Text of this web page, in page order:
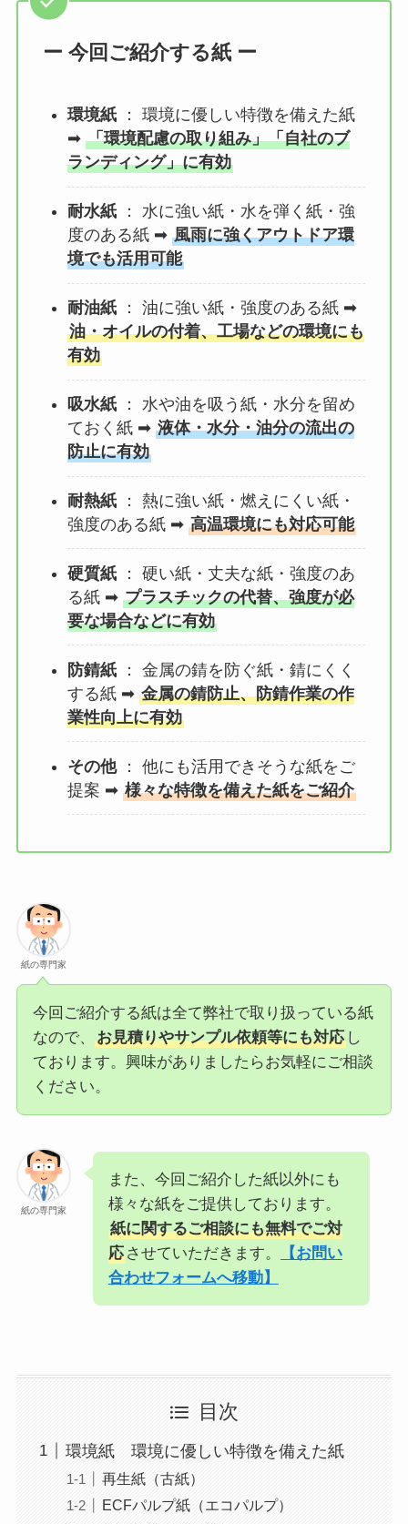
ー 今回ご紹介する紙 ー
環境紙： 環境に優しい特徴を備えた紙
➡ 「環境配慮の取り組み」「自社のブ
ランディング」に有効
耐水紙： 水に強い紙・水を弾く紙・強
度のある紙 ➡ 風雨に強くアウトドア環
境でも活用可能
耐油紙： 油に強い紙・強度のある紙 ➡
油・オイルの付着、工場などの環境にも
有効
吸水紙
： 水や油を吸う紙・水分を留め
ておく紙 ➡ 液体・水分・油分の流出の
防止に有効
耐熱紙： 熱に強い紙・燃えにくい紙・
強度のある紙 ➡ 高温環境にも対応可能
硬質紙： 硬い紙・丈夫な紙・強度のあ
る紙 ➡ プラスチックの代替、強度が必
要な場合などに有効
防錆紙： 金属の錆を防ぐ紙・錆にくく
する紙 ➡ 金属の錆防止、防錆作業の作
業性向上に有効
その他： 他にも活用できそうな紙をご
提案 ➡ 様々な特徴を備えた紙をご紹介
紙の専門家
今回ご紹介する紙は全て弊社で取り扱っている紙
なので、
お見積りやサンプル依頼等にも対応し
ております。興味がありましたらお気軽にご相談
ください。
紙の専門家
また、今回ご紹介した紙以外にも
様々な紙をご提供しております。
紙に関するご相談にも無料でご対
応させていただきます。
【お問い
合わせフォームへ移動】
目次
環境紙 環境に優しい特徴を備えた紙
再生紙（古紙）
ECFパルプ紙（エコパルプ）